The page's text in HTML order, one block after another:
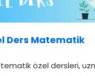
Ders Matematik
özel dersleri,